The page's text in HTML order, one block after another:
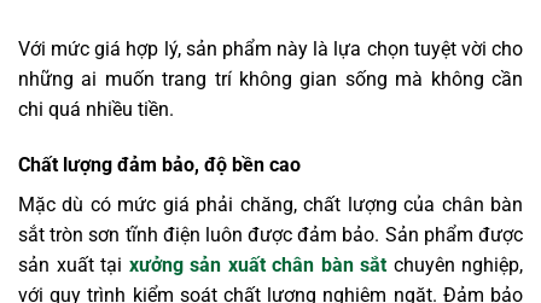
Với mức giá hợp lý, sản phẩm này là lựa chọn tuyệt vời cho
những ai muốn trang trí không gian sống mà không cần
chi quá nhiều tiền.
Chất lượng đảm bảo, độ bền cao
Mặc dù có mức giá phải chăng, chất lượng của chân bàn
sắt tròn sơn tĩnh điện luôn được đảm bảo. Sản phẩm được
sản xuất tại xưởng sản xuất chân bàn sắt chuyên nghiệp,
với quy trình kiểm soát chất lượng nghiêm ngặt. Đảm bảo